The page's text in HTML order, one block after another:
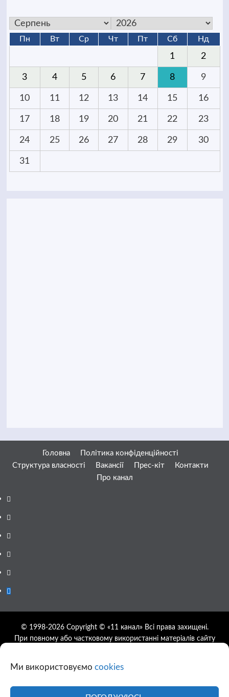
Ми використовуємо cookies
Пн Вт Ср Чт Пт Сб Нд
1 2
3 4 5 6 7 8 9
10 11 12 13 14 15 16
17 18 19 20 21 22 23
24 25 26 27 28 29 30
31
Головна
Політика конфіденційності
Структура власності
Вакансії Прес-кіт
Контакти
Про канал
Facebook
YouTube
Telegram
Instagram
Twitter
Google
© 1998-2026 Copyright © «11 канал» Всі права захищені.
При повному або частковому використанні матеріалів сайту
дозволяється за умови посилання на джерело та прямого